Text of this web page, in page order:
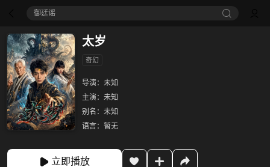
御廷谣‎
太岁
奇幻
导演： 未知
主演： 未知
别名： 未知
语言： 暂无
立即播放